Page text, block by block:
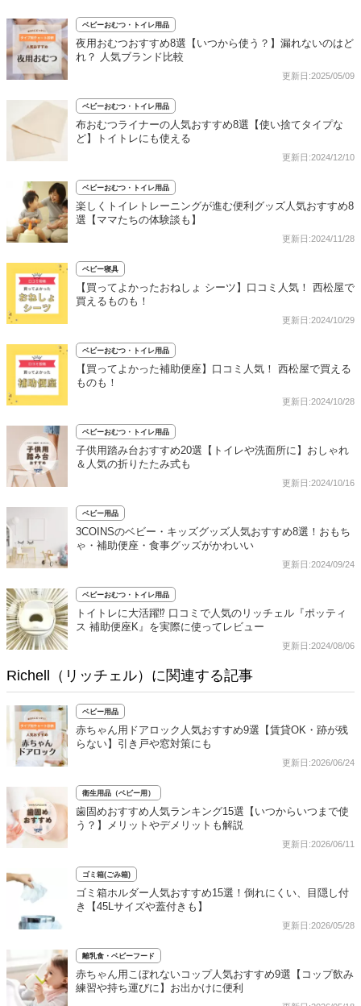
ベビーおむつ・トイレ用品
夜用おむつおすすめ8選【いつから使う？】漏れないのはど
れ？ 人気ブランド比較
更新日:2025/05/09
ベビーおむつ・トイレ用品
布おむつライナーの人気おすすめ8選【使い捨てタイプな
ど】トイトレにも使える
更新日:2024/12/10
ベビーおむつ・トイレ用品
楽しくトイレトレーニングが進む便利グッズ人気おすすめ8
選【ママたちの体験談も】
更新日:2024/11/28
ベビー寝具
【買ってよかったおねしょ シーツ】口コミ人気！ 西松屋で
買えるものも！
更新日:2024/10/29
ベビーおむつ・トイレ用品
【買ってよかった補助便座】口コミ人気！ 西松屋で買える
ものも！
更新日:2024/10/28
ベビーおむつ・トイレ用品
子供用踏み台おすすめ20選【トイレや洗面所に】おしゃれ
＆人気の折りたたみ式も
更新日:2024/10/16
ベビー用品
3COINSのベビー・キッズグッズ人気おすすめ8選！おもち
ゃ・補助便座・食事グッズがかわいい
更新日:2024/09/24
ベビーおむつ・トイレ用品
トイトレに大活躍⁉ 口コミで人気のリッチェル『ポッティ
ス 補助便座K』を実際に使ってレビュー
更新日:2024/08/06
Richell（リッチェル）に関連する記事
ベビー用品
赤ちゃん用ドアロック人気おすすめ9選【賃貸OK・跡が残
らない】引き戸や窓対策にも
更新日:2026/06/24
衛生用品（ベビー用）
歯固めおすすめ人気ランキング15選【いつからいつまで使
う？】メリットやデメリットも解説
更新日:2026/06/11
ゴミ箱(ごみ箱)
ゴミ箱ホルダー人気おすすめ15選！倒れにくい、目隠し付
き【45Lサイズや蓋付きも】
更新日:2026/05/28
離乳食・ベビーフード
赤ちゃん用こぼれないコップ人気おすすめ9選【コップ飲み
練習や持ち運びに】お出かけに便利